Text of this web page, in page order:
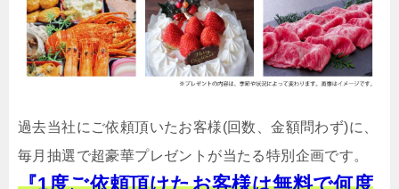
過去当社にご依頼頂いたお客様(回数、金額問わず)に、
毎月抽選で超豪華プレゼントが当たる特別企画です。
『1度ご依頼頂けたお客様は無料で何度